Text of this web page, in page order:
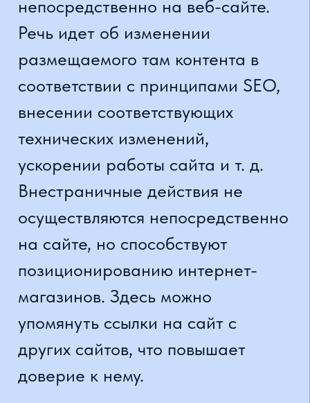
веб-сайта и т. д.
Также важна стратегия
магазина. Интересует локальный,
национальный или даже
глобальный охват? Чем меньше
конкуренция, но и меньше
потенциальных посетителей.
позиционирование
Локальное позиционирование
обеспечит охват ограниченной
аудитории, но многих
предпринимателей это волнует
больше всего. Увеличение
трафика на сайте можно
заметить относительно быстро, а
первые изменения заметны уже